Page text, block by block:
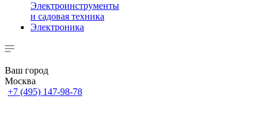
Электроинструменты
и садовая техника
Электроника
Ваш город
Москва
+7 (495) 147-98-78